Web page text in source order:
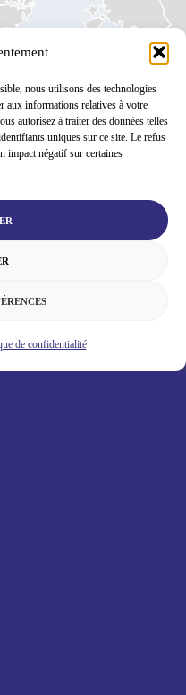
nous utilisons des technologies
aux informations relatives à votre
autorisez à traiter des données telles
uniques sur ce site. Le refus
impact négatif sur certaines
de confidentialité